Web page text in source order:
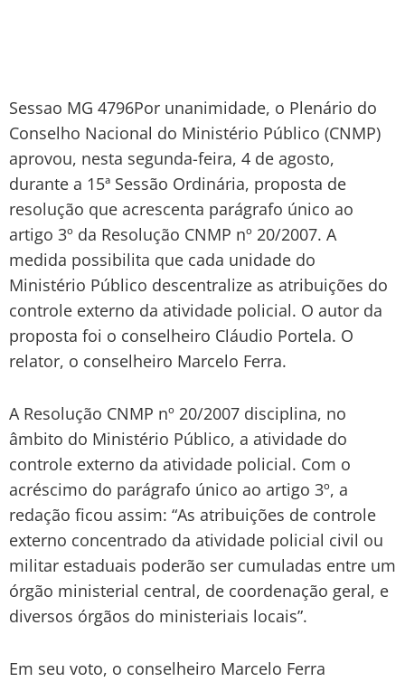
Sessao MG 4796Por unanimidade, o Plenário do
Conselho Nacional do Ministério Público (CNMP)
aprovou, nesta segunda-feira, 4 de agosto,
durante a 15ª Sessão Ordinária, proposta de
resolução que acrescenta parágrafo único ao
artigo 3º da Resolução CNMP nº 20/2007. A
medida possibilita que cada unidade do
Ministério Público descentralize as atribuições do
controle externo da atividade policial. O autor da
proposta foi o conselheiro Cláudio Portela. O
relator, o conselheiro Marcelo Ferra.
A Resolução CNMP nº 20/2007 disciplina, no
âmbito do Ministério Público, a atividade do
controle externo da atividade policial. Com o
acréscimo do parágrafo único ao artigo 3º, a
redação ficou assim: “As atribuições de controle
externo concentrado da atividade policial civil ou
militar estaduais poderão ser cumuladas entre um
órgão ministerial central, de coordenação geral, e
diversos órgãos do ministeriais locais”.
Em seu voto, o conselheiro Marcelo Ferra